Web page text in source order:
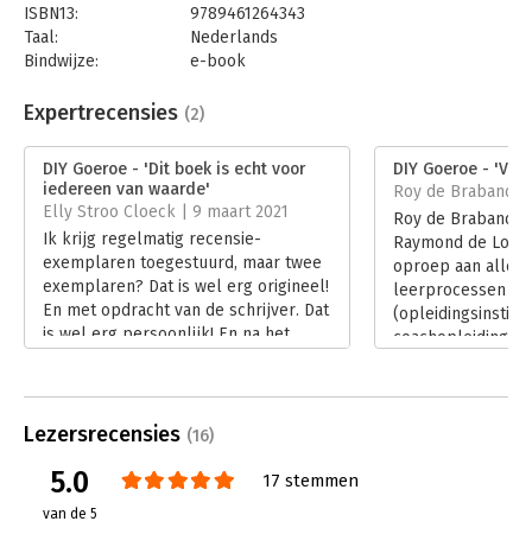
ISBN13:
9789461264343
Taal:
Nederlands
Bindwijze:
e-book
Bestandsformaat:
epub
Uitgever:
Uitgeverij Haystack
Druk:
1
Verschijningsdatum:
3-12-2020
Hoofdrubriek: Persoonlijke effectiviteit
Expertrecensies (2)
DIY Goeroe - 'Dit boek is echt voor
iedereen van waarde'
Elly Stroo Cloeck | 9 maart 2021
Ik krijg regelmatig recensie-
exemplaren toegestuurd, maar twee
exemplaren? Dat is wel erg origineel!
En met opdracht van de schrijver. Dat
is wel erg persoonlijk! En na het
persoonlijk.
DIY Goeroe - 'Vol
Roy de
Roy de
Raymond de
oproep aan alle
leerprocessen
Lezersrecensies (16)
5.0
van de 5
17 stemmen